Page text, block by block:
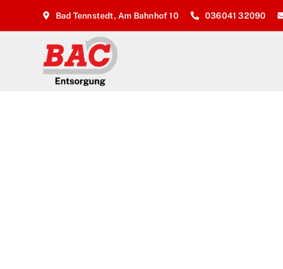
Bad Tennstedt, Am Bahnhof 10 036041 32090